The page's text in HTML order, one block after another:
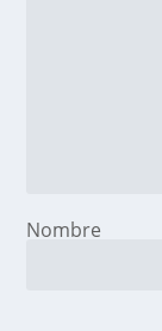
Nombre